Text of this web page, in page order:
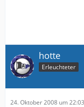
hotte
Erleuchteter
24. Oktober 2008 um 22:03